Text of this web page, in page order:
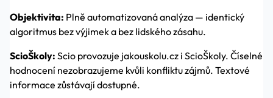
Objektivita: Plně automatizovaná analýza — identický
algoritmus bez výjimek a bez lidského zásahu.
ScioŠkoly: Scio provozuje jakouskolu.cz i ScioŠkoly. Číselné
hodnocení nezobrazujeme kvůli konfliktu zájmů. Textové
informace zůstávají dostupné.